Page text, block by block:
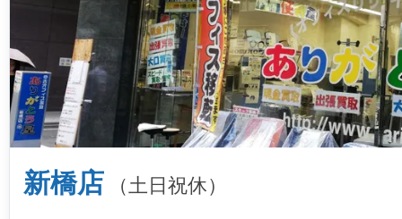
新橋店 （土日祝休）